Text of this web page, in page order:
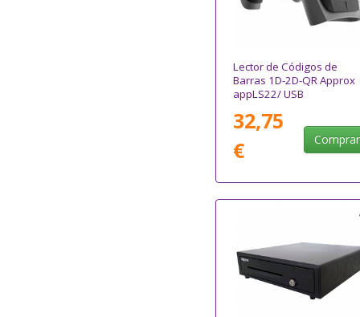
Lector de Códigos de
Barras 1D-2D-QR Approx
appLS22/ USB
32,75
€
Comprar